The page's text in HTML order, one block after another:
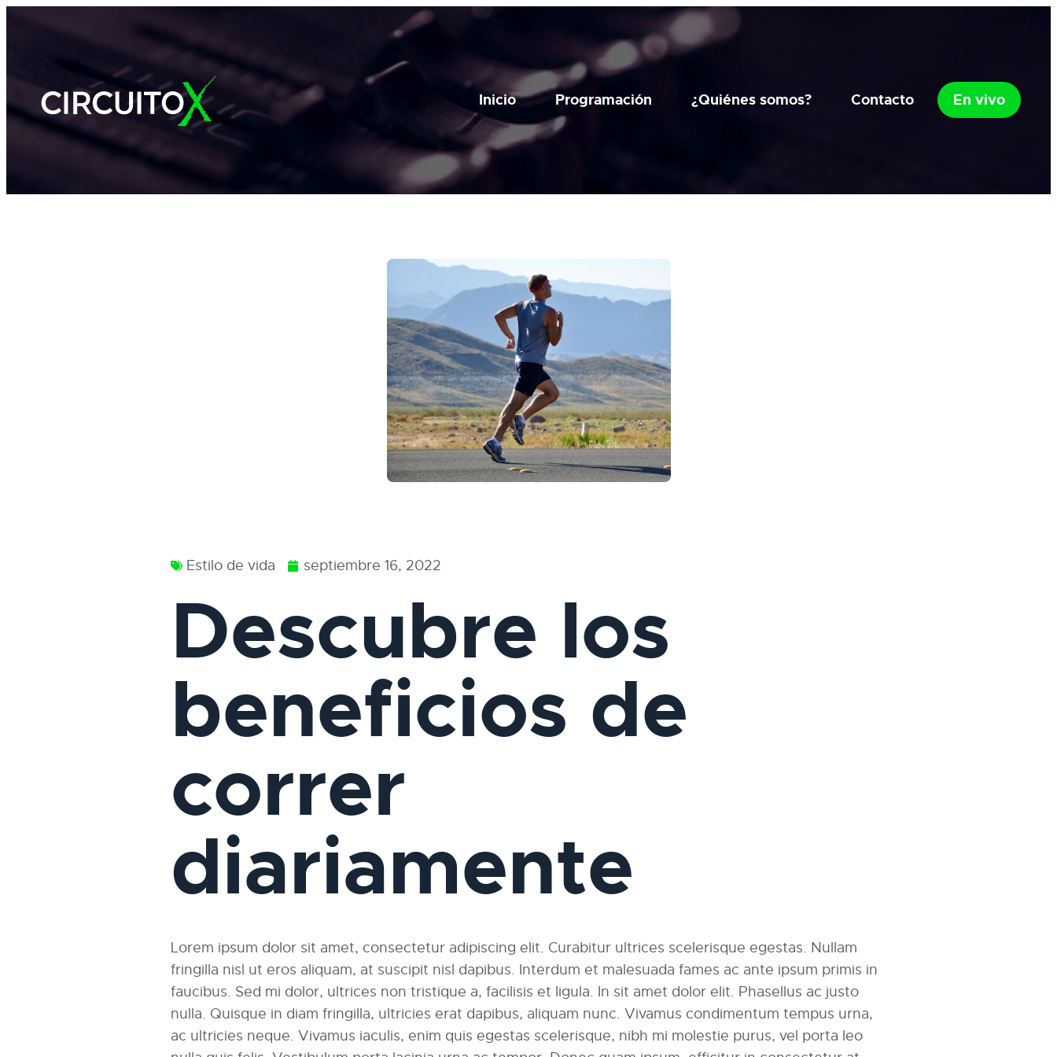
Inicio Programación ¿Quiénes somos? Contacto En vivo
Estilo de vida septiembre 16, 2022
Descubre los
beneficios de
correr
diariamente
Lorem ipsum dolor sit amet, consectetur adipiscing elit. Curabitur ultrices scelerisque egestas. Nullam
fringilla nisl ut eros aliquam, at suscipit nisl dapibus. Interdum et malesuada fames ac ante ipsum primis in
faucibus. Sed mi dolor, ultrices non tristique a, facilisis et ligula. In sit amet dolor elit. Phasellus ac justo
nulla. Quisque in diam fringilla, ultricies erat dapibus, aliquam nunc. Vivamus condimentum tempus urna,
ac ultricies neque. Vivamus iaculis, enim quis egestas scelerisque, nibh mi molestie purus, vel porta leo